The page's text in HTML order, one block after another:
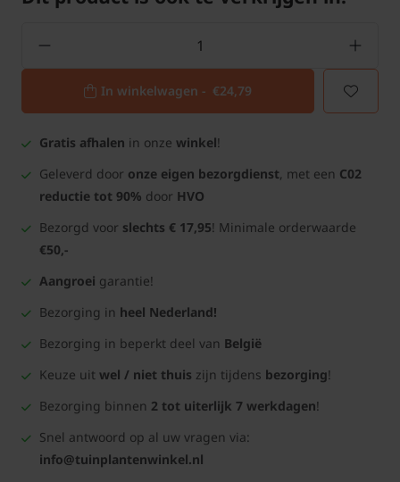
In winkelwagen - €24,79
Gratis afhalen in onze winkel!
Geleverd door onze eigen bezorgdienst, met een C02
reductie tot 90% door HVO
Bezorgd voor slechts € 17,95! Minimale orderwaarde
€50,-
Aangroei garantie!
Bezorging in heel Nederland!
Bezorging in beperkt deel van België
Keuze uit wel / niet thuis zijn tijdens bezorging!
Bezorging binnen 2 tot uiterlijk 7 werkdagen!
Snel antwoord op al uw vragen via:
info@tuinplantenwinkel.nl